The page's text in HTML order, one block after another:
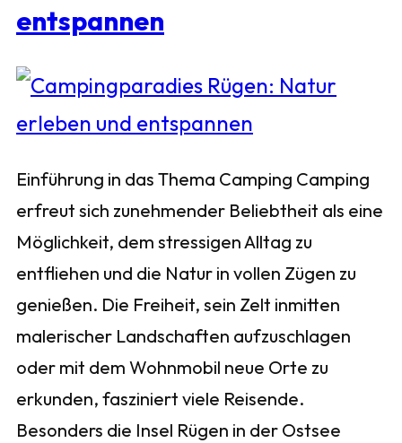
entspannen
Einführung in das Thema Camping Camping
erfreut sich zunehmender Beliebtheit als eine
Möglichkeit, dem stressigen Alltag zu
entfliehen und die Natur in vollen Zügen zu
genießen. Die Freiheit, sein Zelt inmitten
malerischer Landschaften aufzuschlagen
oder mit dem Wohnmobil neue Orte zu
erkunden, fasziniert viele Reisende.
Besonders die Insel Rügen in der Ostsee